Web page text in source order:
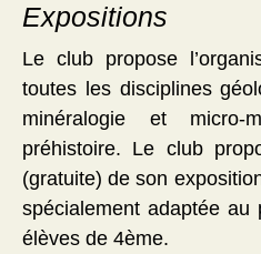
Expositions
Le club propose
toutes les disciplines
minéralogie et micro-
préhistoire. Le club
(gratuite) de son
spécialement adaptée au
élèves de 4ème.